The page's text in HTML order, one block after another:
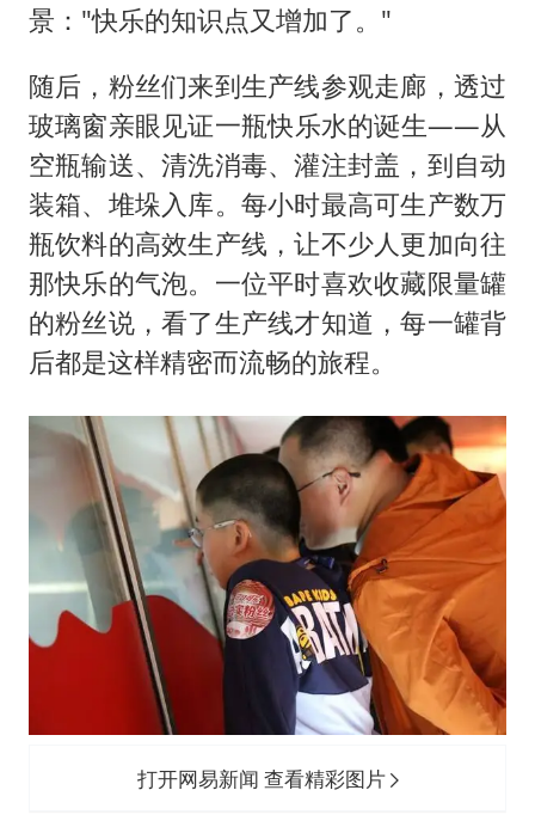
景："快乐的知识点又增加了。"
随后，粉丝们来到生产线参观走廊，透过
玻璃窗亲眼见证一瓶快乐水的诞生——从
空瓶输送、清洗消毒、灌注封盖，到自动
装箱、堆垛入库。每小时最高可生产数万
瓶饮料的高效生产线，让不少人更加向往
那快乐的气泡。一位平时喜欢收藏限量罐
的粉丝说，看了生产线才知道，每一罐背
后都是这样精密而流畅的旅程。
打开网易新闻 查看精彩图片